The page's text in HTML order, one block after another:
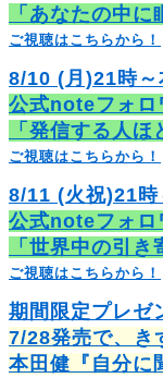
「あなたの中に
ご視聴はこちらから！
8/10 (月)21時
公式noteフォ
「発信する人ほ
ご視聴はこちらから！
8/11 (火祝)21
公式noteフォ
「世界中の引
ご視聴はこちらから！
期間限定プレゼ
7/28発売で、き
本田健『自分